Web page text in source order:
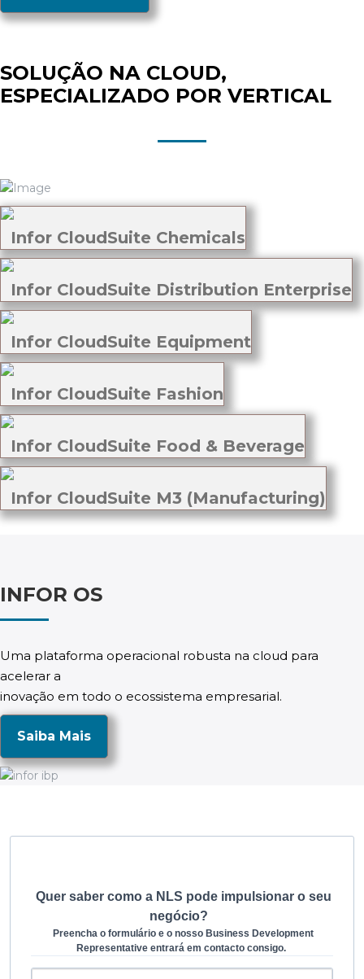
SOLUÇÃO NA CLOUD,
ESPECIALIZADO POR VERTICAL
Infor CloudSuite Chemicals
Infor CloudSuite Distribution Enterprise
Infor CloudSuite Equipment
Infor CloudSuite Fashion
Infor CloudSuite Food & Beverage
Infor CloudSuite M3 (Manufacturing)
INFOR OS
Uma plataforma operacional robusta na cloud para
acelerar a
inovação em todo o ecossistema empresarial.
Saiba Mais
Quer saber como a NLS pode impulsionar o seu
negócio?
Preencha o formulário e o nosso Business Development
Representative entrará em contacto consigo.